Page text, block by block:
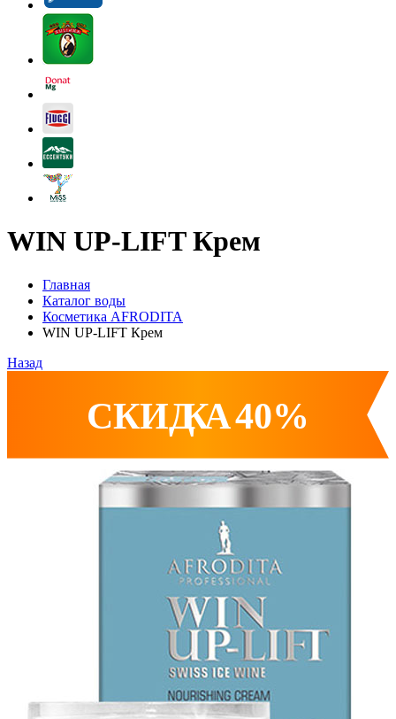
WIN UP-LIFT Крем
Главная
Каталог воды
Косметика AFRODITA
WIN UP-LIFT Крем
Назад